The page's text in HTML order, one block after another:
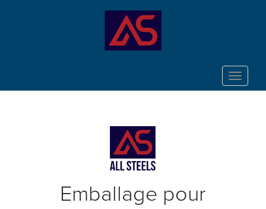
Toggle
Emballage pour